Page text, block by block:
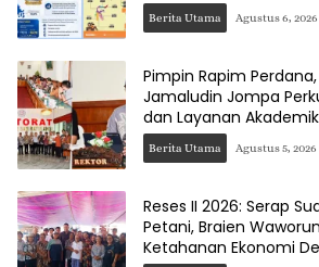
Berita Utama Agustus 6, 2026
Pimpin Rapim
Jamaludin Jompa
dan Layanan Akademik
Berita Utama Agustus 5, 2026
Reses II 2026: Serap
Petani, Braien
Ketahanan Ekonomi